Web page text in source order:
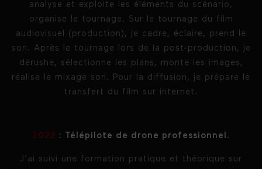
analyse et exploite les éléments du scénario,
organise le tournage. Sur le tournage du film
audiovisuel (production), je cadre, éclaire, prend le
son. Après le tournage lors de la post-production, je
dérushe, sélectionne les plans, monte les images,
réalise le mixage son. Pour la diffusion, je prépare le
transfert du film sur internet.
2022 : Télépilote de drone professionnel.
J’ai suivi une formation pratique et théorique sur